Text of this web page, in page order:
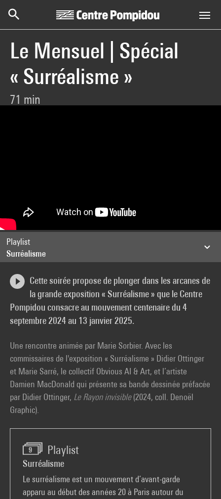
Le Mensuel | Spécial
« Surréalisme »
71 min
Playlist
Surréalisme
Cette soirée propose de plonger dans les arcanes de
la grande exposition « Surréalisme » que le Centre
Pompidou consacre au mouvement centenaire du 4
septembre 2024 au 13 janvier 2025.
Une rencontre animée par Marie Sorbier. Avec les
commissaires de l'exposition « Surréalisme » Didier Ottinger
et Marie Sarré, le collectif Obvious AI & Art, et l’artiste
Damien MacDonald qui présente sa bande dessinée préfacée
par Didier Ottinger, Le Rayon invisible(2024, coll. Denoël
Graphic).
9 Playlist
Surréalisme
Le surréalisme est un mouvement d’avant-garde
apparu au début des années 20 à Paris autour du